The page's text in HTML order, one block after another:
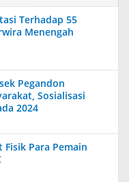
Terhadap 55
Menengah
Pegandon
Sosialisasi
2024
Para Pemain